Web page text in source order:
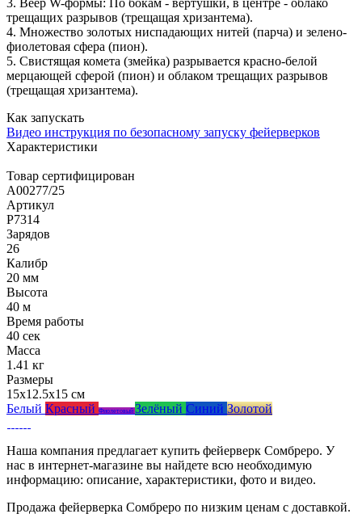
трещащих разрывов (трещащая хризантема).
4. Множество золотых ниспадающих нитей (парча) и зелено-
фиолетовая сфера (пион).
5. Свистящая комета (змейка) разрывается красно-белой
мерцающей сферой (пион) и облаком трещащих разрывов
(трещащая хризантема).
Как запускать
Видео инструкция по безопасному запуску фейерверков
Характеристики
Товар сертифицирован
A00277/25
Артикул
Р7314
Зарядов
26
Калибр
20 мм
Высота
40 м
Время работы
40 сек
Масса
1.41 кг
Размеры
15x12.5x15 см
Белый Красный Фиолетовый Зелёный Синий Золотой
Наша компания предлагает купить фейерверк Сомбреро. У
нас в интернет-магазине вы найдете всю необходимую
информацию: описание, характеристики, фото и видео.
Продажа фейерверка Сомбреро по низким ценам с доставкой.